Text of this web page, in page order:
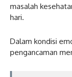
masalah
hari.
Dalam kondisi
pengancaman